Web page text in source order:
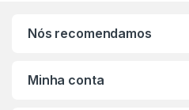
Nós recomendamos
Minha conta